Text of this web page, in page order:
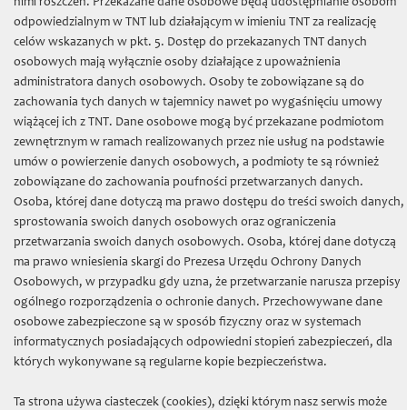
Granty badawcze
Księga ławnicza Starego Miasta Torunia (1479-1515)
Niemiecko-polski i polsko-niemiecki słownik historyczny
Handel morski Gdańska na przełomie XV/XVI w.
Księgi pruskie w Internecie
Atlas historyczny miast polskich: Toruń, t. 2
Władztwo komunalne w hanzeatyckich miastach Prus i Inflant
w średniowieczu
Średniowieczne rachunki kościołów toruńskich - opracowanie,
edycja, digitalizacja
Atlas historyczny miast polskich, t. 1: Prusy Królewskie i
Warmia, t. 3: Mazury, t. 4: Śląsk, t. 5: Małopolska
nimi roszczeń. Przekazane dane osobowe będą udostępnianie osobom
odpowiedzialnym w TNT lub działającym w imieniu TNT za realizację
celów wskazanych w pkt. 5. Dostęp do przekazanych TNT danych
osobowych mają wyłącznie osoby działające z upoważnienia
administratora danych osobowych. Osoby te zobowiązane są do
zachowania tych danych w tajemnicy nawet po wygaśnięciu umowy
wiążącej ich z TNT. Dane osobowe mogą być przekazane podmiotom
zewnętrznym w ramach realizowanych przez nie usług na podstawie
umów o powierzenie danych osobowych, a podmioty te są również
zobowiązane do zachowania poufności przetwarzanych danych.
Osoba, której dane dotyczą ma prawo dostępu do treści swoich danych,
sprostowania swoich danych osobowych oraz ograniczenia
przetwarzania swoich danych osobowych. Osoba, której dane dotyczą
ma prawo wniesienia skargi do Prezesa Urzędu Ochrony Danych
Osobowych, w przypadku gdy uzna, że przetwarzanie narusza przepisy
ogólnego rozporządzenia o ochronie danych. Przechowywane dane
osobowe zabezpieczone są w sposób fizyczny oraz w systemach
informatycznych posiadających odpowiedni stopień zabezpieczeń, dla
których wykonywane są regularne kopie bezpieczeństwa.
Ta strona używa ciasteczek (cookies), dzięki którym nasz serwis może